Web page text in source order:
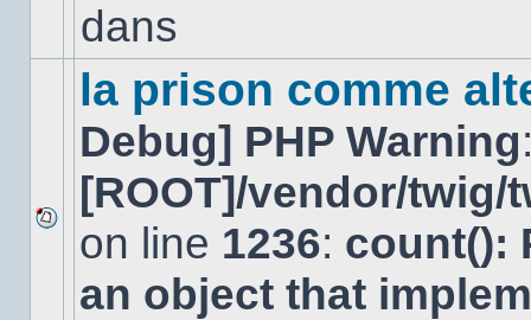
dans
sujet.
dans
Aucun
nouveau
message
non-
la prison comme
Debug] PHP Warning
[ROOT]/vendor/
on line 1236: count():
an object that